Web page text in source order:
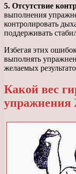
5. Отсутствие
выполнения
контролировать
поддерживать
Избегая этих
выполнять
желаемых
Какой вес